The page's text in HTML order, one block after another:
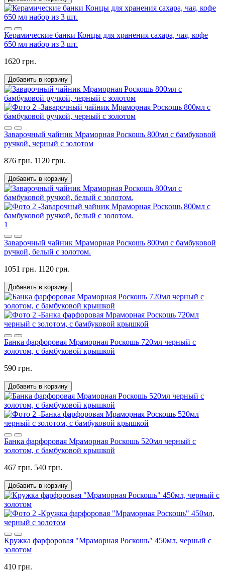
Керамические банки Концы для хранения сахара, чая, кофе
650 мл набор из 3 шт.
1620 грн.
Добавить в корзину
Заварочный чайник Мраморная Роскошь 800мл с бамбуковой
ручкой, черный с золотом
876 грн. 1120 грн.
Добавить в корзину
1
Заварочный чайник Мраморная Роскошь 800мл с бамбуковой
ручкой, белый с золотом.
1051 грн. 1120 грн.
Добавить в корзину
Банка фарфоровая Мраморная Роскошь 720мл черный с
золотом, с бамбуковой крышкой
590 грн.
Добавить в корзину
Банка фарфоровая Мраморная Роскошь 520мл черный с
золотом, с бамбуковой крышкой
467 грн. 540 грн.
Добавить в корзину
Кружка фарфоровая "Мраморная Роскошь" 450мл, черный с
золотом
410 грн.